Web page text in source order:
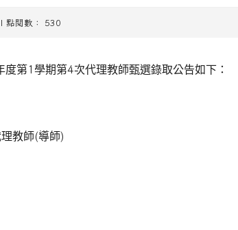
點閱數： 530
度第1 學期第4次代理教師甄選錄取公告如下：
教師(導師)